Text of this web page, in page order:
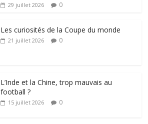
29 juillet 2026 0
Les curiosités de la Coupe du monde
21 juillet 2026 0
L’Inde et la Chine, trop mauvais au
football ?
15 juillet 2026 0